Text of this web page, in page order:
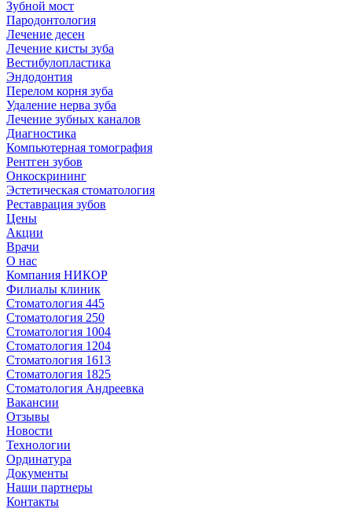
Зубной мост
Пародонтология
Лечение десен
Лечение кисты зуба
Вестибулопластика
Эндодонтия
Перелом корня зуба
Удаление нерва зуба
Лечение зубных каналов
Диагностика
Компьютерная томография
Рентген зубов
Онкоскрининг
Эстетическая стоматология
Реставрация зубов
Цены
Акции
Врачи
О нас
Компания НИКОР
Филиалы клиник
Стоматология 445
Стоматология 250
Стоматология 1004
Стоматология 1204
Стоматология 1613
Стоматология 1825
Стоматология Андреевка
Вакансии
Отзывы
Новости
Технологии
Ординатура
Документы
Наши партнеры
Контакты